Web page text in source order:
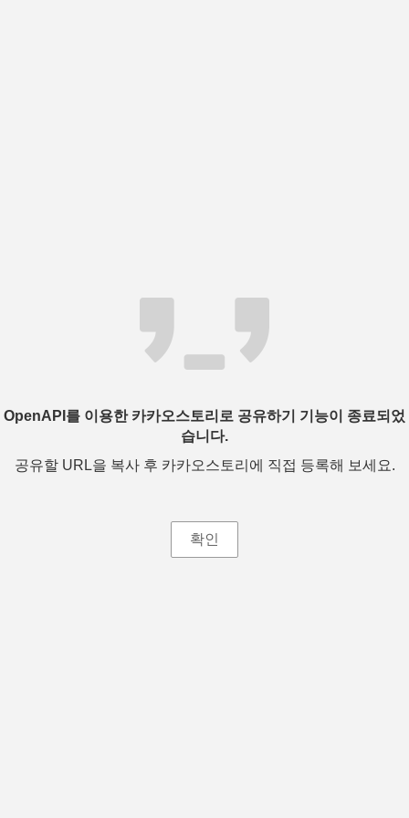
OpenAPI를 이용한 카카오스토리로 공유하기 기능이 종료되었
습니다.
공유할 URL을 복사 후 카카오스토리에 직접 등록해 보세요.
확인